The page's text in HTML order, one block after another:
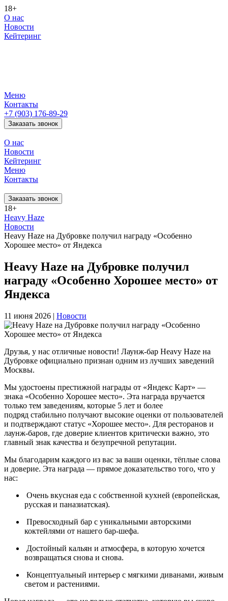
18+
О нас
Новости
Кейтеринг
Меню
Контакты
+7 (903) 176-89-29
Заказать звонок
О нас
Новости
Кейтеринг
Меню
Контакты
Заказать звонок
18+
Heavy Haze
Новости
Heavy Haze на Дубровке получил награду «Особенно
Хорошее место» от Яндекса
Heavy Haze на Дубровке получил
награду «Особенно Хорошее место» от
Яндекса
11 июня 2026 | Новости
Друзья, у нас отличные новости! Лаунж-бар Heavy Haze на
Дубровке официально признан одним из лучших заведений
Москвы.
Мы удостоены престижной награды от «Яндекс Карт» —
знака «Особенно Хорошее место». Эта награда вручается
только тем заведениям, которые 5 лет и более
подряд стабильно получают высокие оценки от пользователей
и подтверждают статус «Хорошее место». Для ресторанов и
лаунж-баров, где доверие клиентов критически важно, это
главный знак качества и безупречной репутации.
Мы благодарим каждого из вас за ваши оценки, тёплые слова
и доверие. Эта награда — прямое доказательство того, что у
нас:
Очень вкусная еда с собственной кухней (европейская,
русская и паназиатская).
Превосходный бар с уникальными авторскими
коктейлями от нашего бар-шефа.
Достойный кальян и атмосфера, в которую хочется
возвращаться снова и снова.
Концептуальный интерьер с мягкими диванами, живым
светом и растениями.